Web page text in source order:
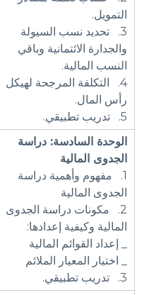
التمويل.
3. تحديد نسب السيولة
والجدارة الائتمانية وباقي
النسب المالية.
4. التكلفة المرجحة لهيكل
رأس المال.
5. تدريب تطبيقي.
الوحدة السادسة: دراسة
الجدوى المالية
1. مفهوم وأهمية دراسة
الجدوى المالية
2. مكونات دراسة الجدوى
المالية وكيفية إعدادها:
_ إعداد القوائم المالية
_ اختيار المعيار الملائم
3. تدريب تطبيقي.